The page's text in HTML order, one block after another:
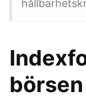
börsen